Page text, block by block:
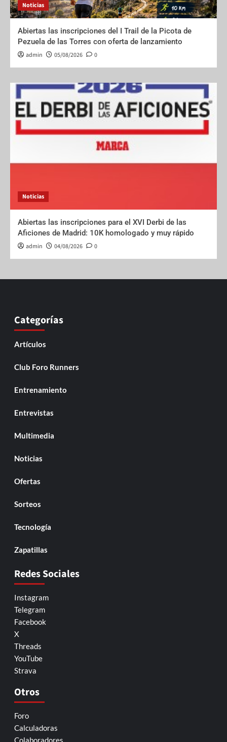
Noticias
Abiertas las inscripciones del I Trail de la Picota de
Pezuela de las Torres con oferta de lanzamiento
admin 05/08/2026 0
Noticias
Abiertas las inscripciones para el XVI Derbi de las
Aficiones de Madrid: 10K homologado y muy rápido
admin 04/08/2026 0
Categorías
Artículos
Club Foro Runners
Entrenamiento
Entrevistas
Multimedia
Noticias
Ofertas
Sorteos
Tecnología
Zapatillas
Redes Sociales
Instagram
Telegram
Facebook
X
Threads
YouTube
Strava
Otros
Foro
Calculadoras
Colaboradores